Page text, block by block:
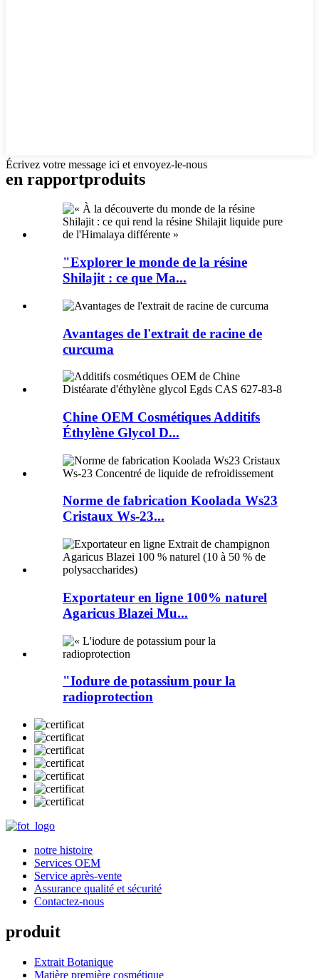
Écrivez votre message ici et envoyez-le-nous
en rapportproduits
"Explorer le monde de la résine
Shilajit : ce que Ma...
Avantages de l'extrait de racine de
curcuma
Chine OEM Cosmétiques Additifs
Éthylène Glycol D...
Norme de fabrication Koolada Ws23
Cristaux Ws-23...
Exportateur en ligne 100% naturel
Agaricus Blazei Mu...
"Iodure de potassium pour la
radioprotection
notre histoire
Services OEM
Service après-vente
Assurance qualité et sécurité
Contactez-nous
produit
Extrait Botanique
Matière première cosmétique